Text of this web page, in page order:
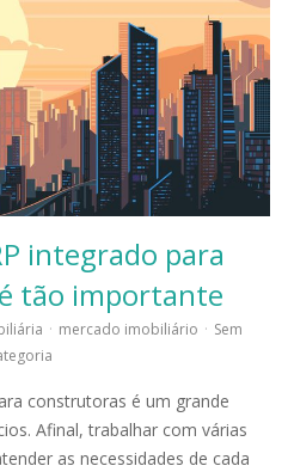
integrado para
tão importante
· mercado imobiliário · Sem
construtoras é um grande
Afinal, trabalhar com várias
as necessidades de cada